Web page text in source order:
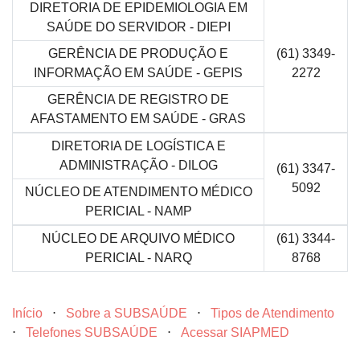
DIRETORIA DE EPIDEMIOLOGIA EM
SAÚDE DO SERVIDOR - DIEPI
(61) 3349-
2272
GERÊNCIA DE PRODUÇÃO E
INFORMAÇÃO EM SAÚDE - GEPIS
GERÊNCIA DE REGISTRO DE
AFASTAMENTO EM SAÚDE - GRAS
DIRETORIA DE LOGÍSTICA E
ADMINISTRAÇÃO - DILOG
(61) 3347-
5092
NÚCLEO DE ATENDIMENTO MÉDICO
PERICIAL - NAMP
NÚCLEO DE ARQUIVO MÉDICO
PERICIAL - NARQ
(61) 3344-
8768
Início ⋅ Sobre a SUBSAÚDE ⋅
Tipos de Atendimento
⋅
Telefones SUBSAÚDE ⋅ Acessar SIAPMED